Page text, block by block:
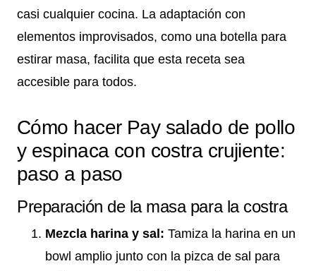
casi cualquier cocina. La adaptación con
elementos improvisados, como una botella para
estirar masa, facilita que esta receta sea
accesible para todos.
Cómo hacer Pay salado de pollo
y espinaca con costra crujiente:
paso a paso
Preparación de la masa para la costra
Mezcla harina y sal: Tamiza la harina en un
bowl amplio junto con la pizca de sal para